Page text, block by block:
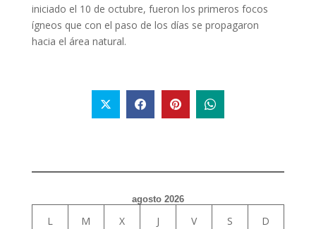
iniciado el 10 de octubre, fueron los primeros focos
ígneos que con el paso de los días se propagaron
hacia el área natural.
agosto 2026
L M X J V S D